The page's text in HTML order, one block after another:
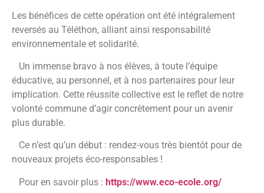
Les bénéfices de cette opération ont été intégralement
reversés au Téléthon, alliant ainsi responsabilité
environnementale et solidarité.
Un immense bravo à nos élèves, à toute l’équipe
éducative, au personnel, et à nos partenaires pour leur
implication. Cette réussite collective est le reflet de notre
volonté commune d’agir concrètement pour un avenir
plus durable.
Ce n’est qu’un début : rendez-vous très bientôt pour de
nouveaux projets éco-responsables !
Pour en savoir plus : https://www.eco-ecole.org/